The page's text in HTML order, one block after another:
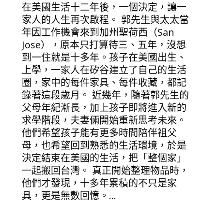
在美國生活十二年後，一個決定，讓一
家人的人生再次啟程。 郭先生與太太當
年因工作機會來到加州聖荷西（San
Jose），原本只打算待三、五年，沒想
到一住就是十多年。孩子在美國出生、
上學，一家人在矽谷建立了自己的生活
圈，家中的每件家具、每件收藏，都記
錄著這段歲月。 近幾年，隨著郭先生的
父母年紀漸長，加上孩子即將進入新的
求學階段，夫妻倆開始重新思考未來。
他們希望孩子能有更多時間陪伴祖父
母，也希望回到熟悉的生活環境，於是
決定結束在美國的生活，把「整個家」
一起搬回台灣。 真正開始整理物品時，
他們才發現，十多年累積的不只是家
具，更是無數回憶。...